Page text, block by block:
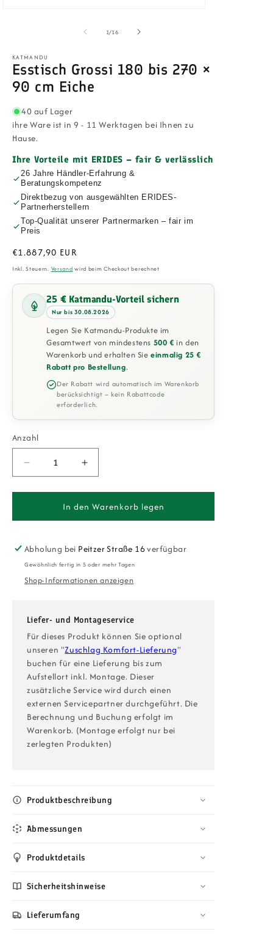
1/von
16
KATMANDU
Esstisch Grossi 180 bis 270 ×
90 cm Eiche
40 auf Lager
ihre Ware ist in 9 - 11 Werktagen bei Ihnen zu
Hause.
Ihre Vorteile mit ERIDES – fair & verlässlich
26 Jahre Händler-Erfahrung &
Beratungskompetenz
Direktbezug von ausgewählten ERIDES-
Partnerherstellern
Top-Qualität unserer Partnermarken – fair im
Preis
Normaler
Preis
€1.887,90 EUR
Inkl. Steuern. Versand wird beim Checkout berechnet
25 € Katmandu-Vorteil sichern
Nur bis 30.08.2026
Legen Sie Katmandu-Produkte im
Gesamtwert von mindestens 500 € in den
Warenkorb und erhalten Sieeinmalig 25 €
Rabatt pro Bestellung.
Der Rabatt wird automatisch im Warenkorb
berücksichtigt – kein Rabattcode
erforderlich.
Anzahl
Verringere
die
Menge
Esstisch
180
270
×
Eiche
–
Erweiterbarer
Massivholztisch,
geölt,
Butterfly
Auszug
Erhöhe
die
Menge
für
Esstisch
180
270
×
Eiche
–
Erweiterbarer
Massivholztisch,
geölt,
Butterfly
Auszug
In den Warenkorb legen
Abholung bei Peitzer Straße 16verfügbar
Gewöhnlich fertig in 5 oder mehr Tagen
Shop-Informationen anzeigen
Liefer- und Montageservice
Für dieses Produkt können Sie optional
unseren "Zuschlag Komfort-Lieferung"
buchen für eine Lieferung bis zum
Aufstellort inkl. Montage. Dieser
zusätzliche Service wird durch einen
externen Servicepartner durchgeführt. Die
Berechnung und Buchung erfolgt im
Warenkorb. (Montage erfolgt nur bei
zerlegten Produkten)
Produktbeschreibung
Abmessungen
Produktdetails
Sicherheitshinweise
Lieferumfang